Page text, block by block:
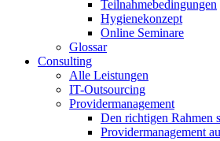
Teilnahmebedingungen
Hygienekonzept
Online Seminare
Glossar
Consulting
Alle Leistungen
IT-Outsourcing
Providermanagement
Den richtigen Rahmen
Providermanagement